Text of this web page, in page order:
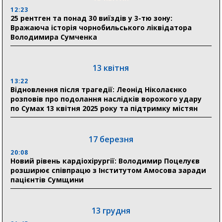
відзнаки «Почесного громадянина міста Суми»
30 липня
Сумська клінічна лікарня Святого Пантелеймона
18:33
Олексій Романько долучився до обговорення Плану
стійкості Сумщини з Прем’єр-міністром
Місто посилює міжнародну співпрацю: Суми
отримали 12 потужних станцій для Пунктів обігріву
12:23
25 рентген та понад 30 виїздів у 3-тю зону:
Вражаюча історія чорнобильського ліквідатора
Володимира Сумченка
13 квітня
13:22
Відновлення після трагедії: Леонід Ніколаєнко
розповів про подолання наслідків ворожого удару
по Сумах 13 квітня 2025 року та підтримку містян
17 березня
20:08
Новий рівень кардіохірургії: Володимир Поцелуєв
розширює співпрацю з Інститутом Амосова заради
пацієнтів Сумщини
13 грудня